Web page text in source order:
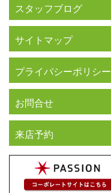
スタッフブログ
サイトマップ
プライバシーポリシー
お問合せ
来店予約